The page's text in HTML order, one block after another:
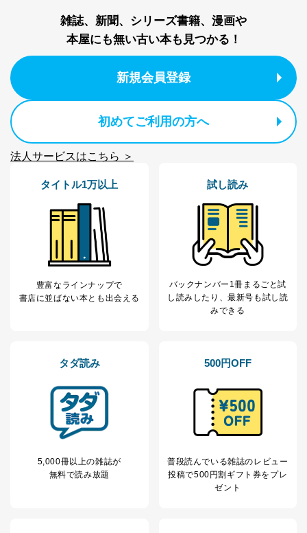
制定：2005年4月1日
株式会社富士山マガジンサービス
代表取締役会長 西野 伸一郎
個人情報の取扱いについて
当社は以下の個人情報保護管理者を設置し、個人情報保
用・提供・管理いたします。
株式会社富士山マガジンサービス
個人情報保護管理者: 経営管理グループディレクター 前
田 嘉也
りです。
利用目的
当社の定期購読サ
の方の個人情報
ス、キャンペーン等の広告の案内
個人が特定できない形で取得した
閲覧履歴や購買履歴等の情報を分
析して、趣味・嗜好に
応じた新商品・サービスに関する
2 いただいた方の個
人情報
処、オペレーター教育など応対品
質向上のため
カスタマーQ＆Aサイトの投稿内容
雑誌、新聞、シリーズ書籍、漫画や
本屋にも無い古い本も見つかる！
新規会員登録
初めてご利用の方へ
法人サービスはこちら ＞
タイトル1万以上
豊富なラインナップで
書店に並ばない本とも出会える
試し読み
バックナンバー1冊まるごと試
し読み したり、最新号も試し読
みできる
タダ読み
5,000冊以上の雑誌が
無料で読み放題
500円OFF
普段読んでいる雑誌のレビュー
投稿で500円割ギフト券をプレ
ゼント